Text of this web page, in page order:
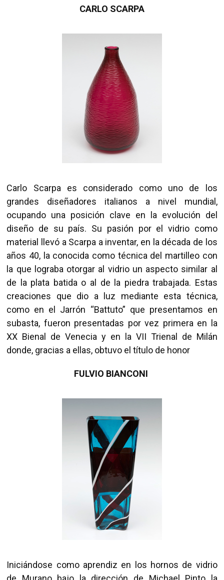
CARLO SCARPA
Carlo Scarpa es considerado como uno de los
grandes diseñadores italianos a nivel mundial,
ocupando una posición clave en la evolución del
diseño de su país. Su pasión por el vidrio como
material llevó a Scarpa a inventar, en la década de los
años 40, la conocida como técnica del martilleo con
la que lograba otorgar al vidrio un aspecto similar al
de la plata batida o al de la piedra trabajada. Estas
creaciones que dio a luz mediante esta técnica,
como en el Jarrón “Battuto” que presentamos en
subasta, fueron presentadas por vez primera en la
XX Bienal de Venecia y en la VII Trienal de Milán
donde, gracias a ellas, obtuvo el título de honor
FULVIO BIANCONI
Iniciándose como aprendiz en los hornos de vidrio